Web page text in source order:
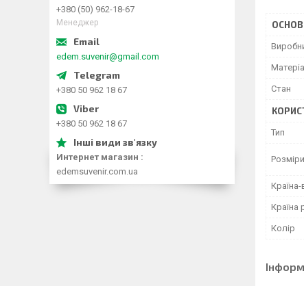
Стан
Тип
Розміри
Країна
Колір
+380 (50) 962-18-67
Менеджер
edem.suvenir@gmail.com
+380 50 962 18 67
+380 50 962 18 67
Интернет магазин
edemsuvenir.com.ua